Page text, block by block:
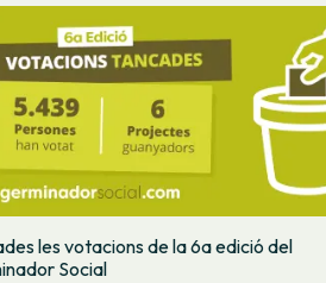
les votacions de la 6a edició del
Social